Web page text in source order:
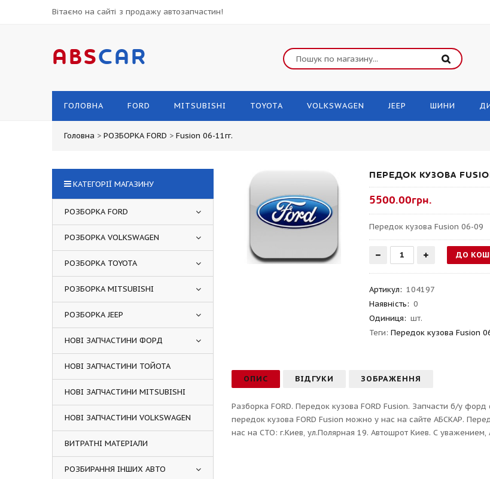
Вітаємо на сайті з продажу автозапчастин!
ABSCAR
ГОЛОВНА FORD MITSUBISHI TOYOTA VOLKSWAGEN JEEP ШИНИ
Головна > РОЗБОРКА FORD > Fusion 06-11гг.
ПЕРЕДОК КУЗОВА
5500.00грн.
Передок кузова Fusion 06-09
Артикул: 104197
Наявність: 0
Одиниця: шт.
Теги:Передок кузова Fusion
ОПИС ВІДГУКИ ЗОБРАЖЕННЯ
Разборка FORD. Передок кузова FORD Fusion. Запчасти б/у
передок кузова FORD Fusion можно у нас на сайте АБСКАР.
нас на СТО: г.Киев, ул.Полярная 19. Автошрот Киев. С уважением,
КАТЕГОРІЇ МАГАЗИНУ
РОЗБОРКА FORD
РОЗБОРКА VOLKSWAGEN
РОЗБОРКА TOYOTA
РОЗБОРКА MITSUBISHI
РОЗБОРКА JEEP
НОВІ ЗАПЧАСТИНИ ФОРД
НОВІ ЗАПЧАСТИНИ ТОЙОТА
НОВІ ЗАПЧАСТИНИ MITSUBISHI
НОВІ ЗАПЧАСТИНИ VOLKSWAGEN
ВИТРАТНІ МАТЕРІАЛИ
РОЗБИРАННЯ ІНШИХ АВТО